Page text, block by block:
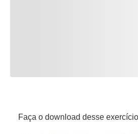
Faça o download desse